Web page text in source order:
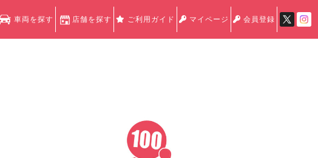
車両を探す 店舗を探す ご利用ガイド マイページ 会員登録